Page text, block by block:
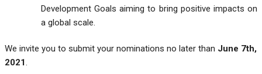
Development Goals aiming to bring positive impacts on
a global scale.
We invite you to submit your nominations no later than June 7th,
2021